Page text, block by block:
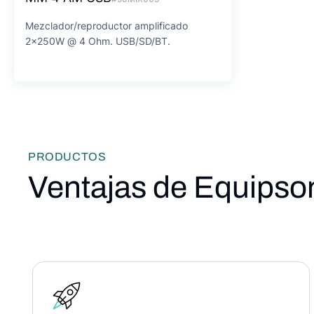
Mezclador/reproductor amplificado
2x250W @ 4 Ohm. USB/SD/BT.
PRODUCTOS
Ventajas de